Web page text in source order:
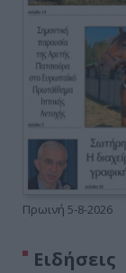
Πρωινή 5-8-2026
Ειδήσεις